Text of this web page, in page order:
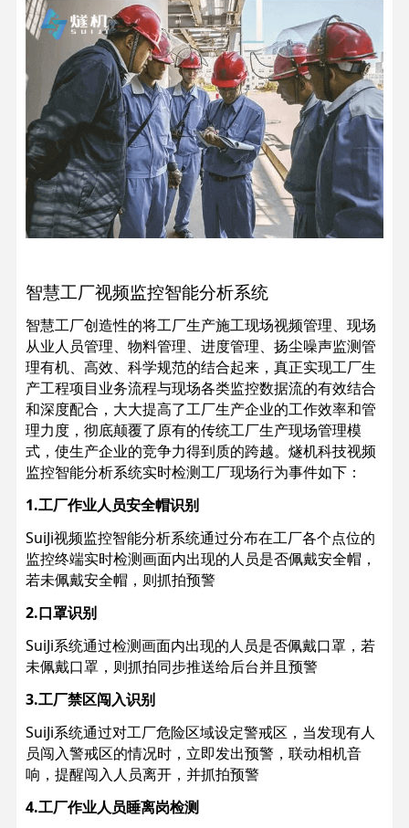
智慧工厂视频监控智能分析系统
智慧工厂创造性的将工厂生产施工现场视频管理、现场
从业人员管理、物料管理、进度管理、扬尘噪声监测管
理有机、高效、科学规范的结合起来，真正实现工厂生
产工程项目业务流程与现场各类监控数据流的有效结合
和深度配合，大大提高了工厂生产企业的工作效率和管
理力度，彻底颠覆了原有的传统工厂生产现场管理模
式，使生产企业的竞争力得到质的跨越。燧机科技视频
监控智能分析系统实时检测工厂现场行为事件如下：
1.工厂作业人员安全帽识别
SuiJi视频监控智能分析系统通过分布在工厂各个点位的
监控终端实时检测画面内出现的人员是否佩戴安全帽，
若未佩戴安全帽，则抓拍预警
2.口罩识别
SuiJi系统通过检测画面内出现的人员是否佩戴口罩，若
未佩戴口罩，则抓拍同步推送给后台并且预警
3.工厂禁区闯入识别
SuiJi系统通过对工厂危险区域设定警戒区，当发现有人
员闯入警戒区的情况时，立即发出预警，联动相机音
响，提醒闯入人员离开，并抓拍预警
4.工厂作业人员睡离岗检测